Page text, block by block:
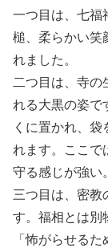
一つ目は、七福
槌、柔らかい笑
れました。
二つ目は、寺の
れる大黒の姿で
くに置かれ、
れます。ここで
守る感じが強い。
三つ目は、密教
す。福相とは別
「怖がらせる